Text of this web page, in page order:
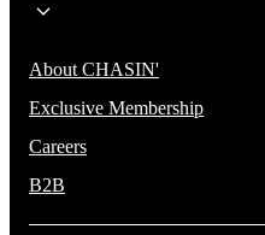
About CHASIN'
Exclusive Membership
Careers
B2B